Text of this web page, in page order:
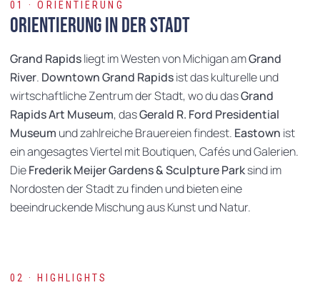
01 · ORIENTIERUNG
Orientierung in der Stadt
Grand Rapidsliegt im Westen von Michigan amGrand
River. Downtown Grand Rapidsist das kulturelle und
wirtschaftliche Zentrum der Stadt, wo du dasGrand
Rapids Art Museum, dasGerald R. Ford Presidential
Museum und zahlreiche Brauereien findest. Eastown ist
ein angesagtes Viertel mit Boutiquen, Cafés und Galerien.
DieFrederik Meijer Gardens & Sculpture Parksind im
Nordosten der Stadt zu finden und bieten eine
beeindruckende Mischung aus Kunst und Natur.
02 · HIGHLIGHTS